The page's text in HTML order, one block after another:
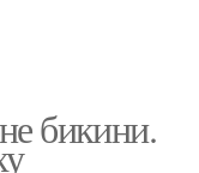
бикини.